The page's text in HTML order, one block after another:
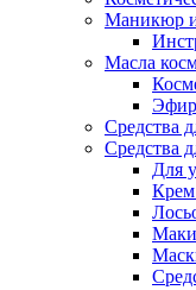
Маникюр
Масла
Средства
Средства
Для
Крем